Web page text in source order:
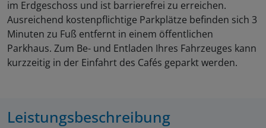
im Erdgeschoss und ist barrierefrei zu erreichen.
Ausreichend kostenpflichtige Parkplätze befinden sich 3
Minuten zu Fuß entfernt in einem öffentlichen
Parkhaus. Zum Be- und Entladen Ihres Fahrzeuges kann
kurzzeitig in der Einfahrt des Cafés geparkt werden.
Leistungsbeschreibung